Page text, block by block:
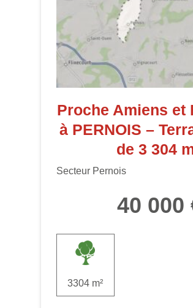
Proche Amiens et
à PERNOIS –
de 3 304
Secteur Pernois
40 000
3304 m²